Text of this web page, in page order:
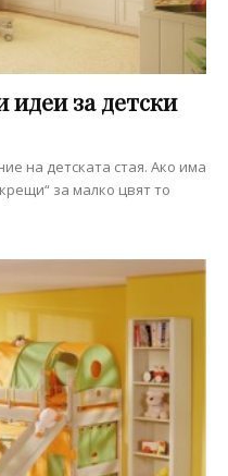
идеи за детски
на детската стая. Ако има
за малко цвят то